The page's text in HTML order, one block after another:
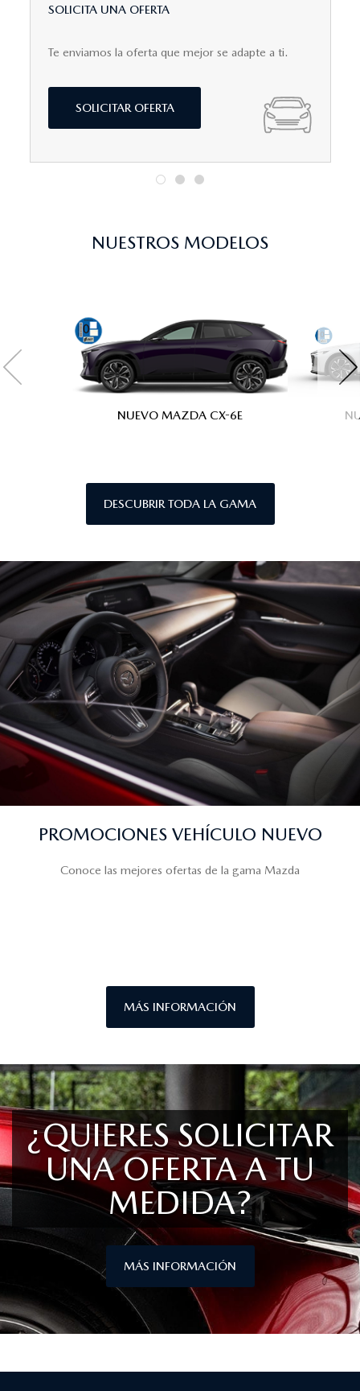
SOLICITA UNA OFERTA
Te enviamos la oferta que mejor se adapte a ti.
SOLICITAR OFERTA
NUESTROS MODELOS
NUEVO MAZDA CX-6E
DESCUBRIR TODA LA GAMA
PROMOCIONES VEHÍCULO NUEVO
Conoce las mejores ofertas de la gama Mazda
MÁS INFORMACIÓN
¿QUIERES SOLICITAR
UNA OFERTA A TU
MEDIDA?
MÁS INFORMACIÓN